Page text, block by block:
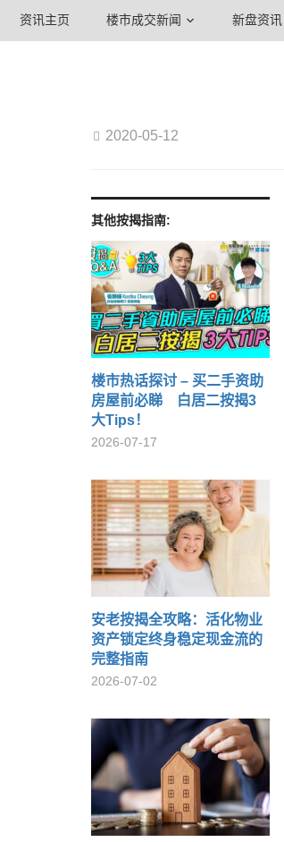
资讯主页 楼市成交新闻 新盘资讯
2020-05-12
其他按揭指南:
楼市热话探讨 – 买二手资助
房屋前必睇 白居二按揭3
大Tips！
2026-07-17
安老按揭全攻略：活化物业
资产锁定终身稳定现金流的
完整指南
2026-07-02